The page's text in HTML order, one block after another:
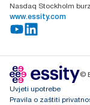
Nasdaq Stockholm
www.essity.com
©
Uvjeti upotrebe
Pravila o zaštiti